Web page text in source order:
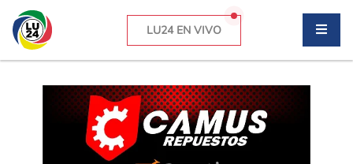
LU24 EN VIVO